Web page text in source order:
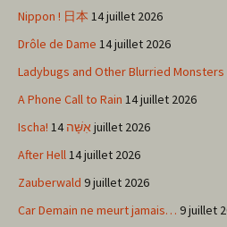
Nippon ! 日本 14 juillet 2026
Drôle de Dame 14 juillet 2026
Ladybugs and Other Blurried Monsters
A Phone Call to Rain 14 juillet 2026
Ischa! אִשָּׁה14 juillet 2026
After Hell14 juillet 2026
Zauberwald 9 juillet 2026
Car Demain ne meurt jamais… 9 juillet